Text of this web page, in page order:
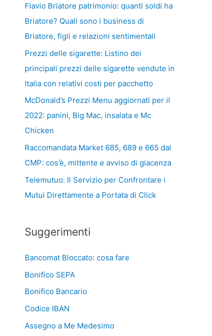
Flavio Briatore patrimonio: quanti soldi ha
Briatore? Quali sono i business di
Briatore, figli e relazioni sentimentali
Prezzi delle sigarette: Listino dei
principali prezzi delle sigarette vendute in
Italia con relativi costi per pacchetto
McDonald’s Prezzi Menu aggiornati per il
2022: panini, Big Mac, insalata e Mc
Chicken
Raccomandata Market 685, 689 e 665 dal
CMP: cos’è, mittente e avviso di giacenza
Telemutuo: Il Servizio per Confrontare i
Mutui Direttamente a Portata di Click
Suggerimenti
Bancomat Bloccato: cosa fare
Bonifico SEPA
Bonifico Bancario
Codice IBAN
Assegno a Me Medesimo